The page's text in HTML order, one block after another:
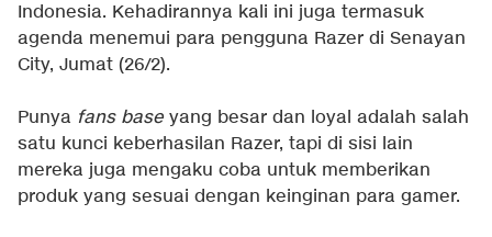
Indonesia. Kehadirannya kali ini juga termasuk
agenda menemui para pengguna Razer di Senayan
City, Jumat (26/2).
Punya fans base yang besar dan loyal adalah salah
satu kunci keberhasilan Razer, tapi di sisi lain
mereka juga mengaku coba untuk memberikan
produk yang sesuai dengan keinginan para gamer.